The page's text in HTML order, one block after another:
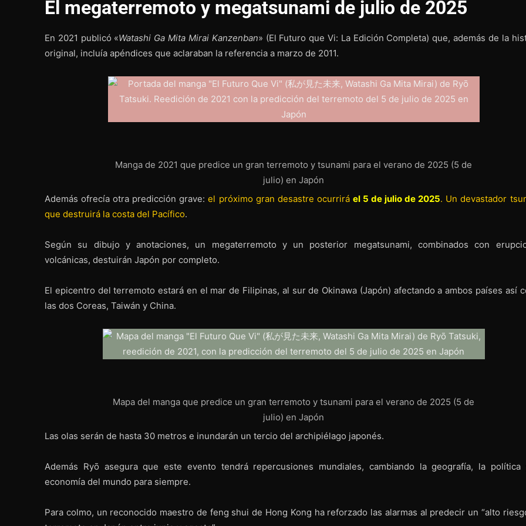
El megaterremoto y megatsunami de julio de 2025
En 2021 publicó «Watashi Ga Mita Mirai Kanzenban» (El Futuro que Vi: La Edición Completa) que, además de la
original, incluía apéndices que aclaraban la referencia a marzo de 2011.
Manga de 2021 que predice un gran terremoto y tsunami para el verano de 2025 (5 de
julio) en Japón
Además ofrecía otra predicción grave:el próximo gran desastre ocurrirá el 5 de julio de 2025. Un devastador
que destruirá la costa del Pacífico.
Según su dibujo y anotaciones, un megaterremoto y un posterior megatsunami, combinados con
volcánicas, destuirán Japón por completo.
El epicentro del terremoto estará en el mar de Filipinas, al sur de Okinawa (Japón) afectando a ambos países así
las dos Coreas, Taiwán y China.
Mapa del manga que predice un gran terremoto y tsunami para el verano de 2025 (5 de
julio) en Japón
Las olas serán de hasta 30 metros e inundarán un tercio del archipiélago japonés.
Además Ryō asegura que este evento tendrá repercusiones mundiales, cambiando la geografía, la
economía del mundo para siempre.
Para colmo, un reconocido maestro de feng shui de Hong Kong ha reforzado las alarmas al predecir un “alto